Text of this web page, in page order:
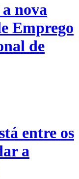
nova
Emprego
de
entre os
a